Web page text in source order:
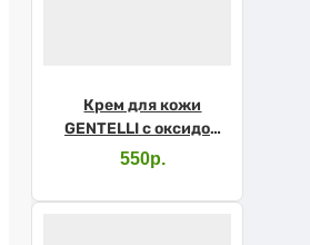
Крем для кожи
GENTELLI с оксидом
цинка 200мл
550р.